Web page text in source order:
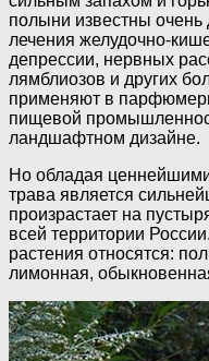
полыни известны очень
лечения желудочно-
депрессии, нервных
лямблиозов и других
применяют в
пищевой
ландшафтном дизайне.
Но обладая
трава является
произрастает на
всей территории
растения относятся:
лимонная,